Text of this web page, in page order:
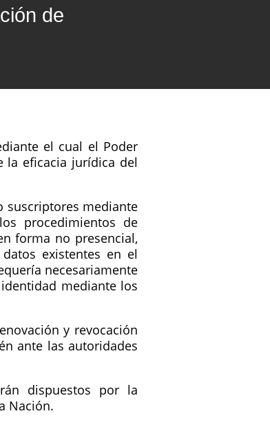
de
el cual el Poder
la eficacia jurídica del
suscriptores mediante
procedimientos de
forma no presencial,
existentes en el
necesariamente
mediante los
y revocación
ante las autoridades
dispuestos por la
Nación.